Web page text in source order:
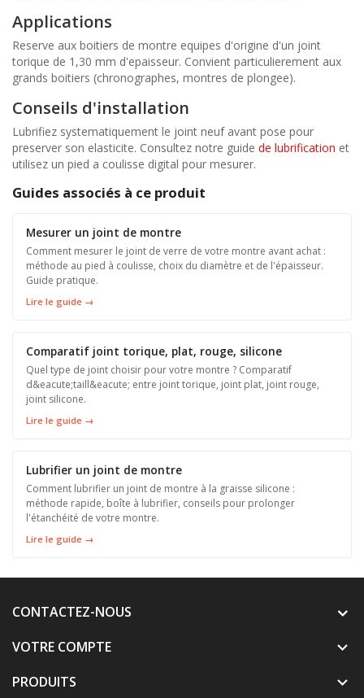
Applications
Reserve aux boitiers de montre equipes d'origine d'un joint
torique de 1,30 mm d'epaisseur. Convient particulierement aux
grands boitiers (chronographes, montres de plongee).
Conseils d'installation
Lubrifiez systematiquement le joint neuf avant pose pour
preserver son elasticite. Consultez notre guide de lubrification et
utilisez un pied a coulisse digital pour mesurer.
Guides associés à ce produit
Mesurer un joint de montre
Comment mesurer le joint de verre de votre montre avant achat :
méthode au pied à coulisse, choix du diamètre et de l'épaisseur.
Guide pratique.
Lire le guide →
Comparatif joint torique, plat, rouge, silicone
Quel type de joint choisir pour votre montre ? Comparatif
d&eacute;taill&eacute; entre joint torique, joint plat, joint rouge,
joint silicone.
Lire le guide →
Lubrifier un joint de montre
Comment lubrifier un joint de montre à la graisse silicone :
méthode rapide, boîte à lubrifier, conseils pour prolonger
l'étanchéité de votre montre.
Lire le guide →
CONTACTEZ-NOUS
VOTRE COMPTE

PRODUITS 